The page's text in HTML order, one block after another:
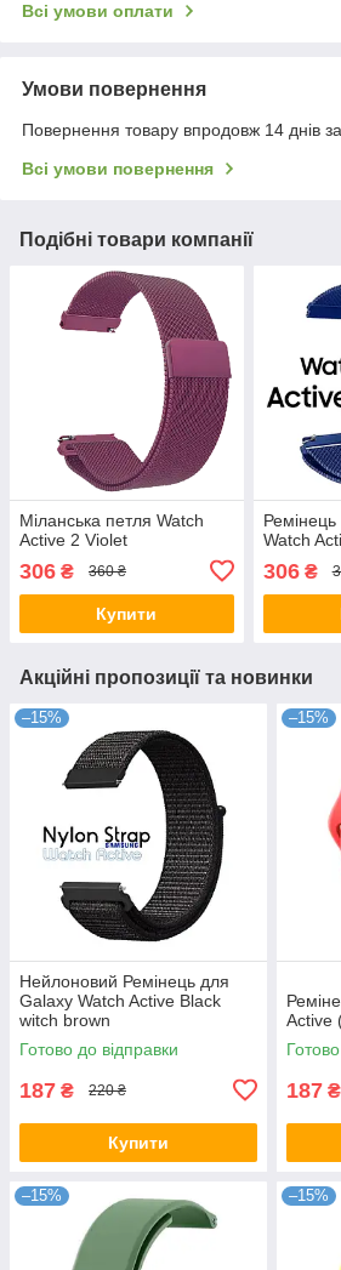
Всі умови оплати
Умови повернення
Повернення товару впродовж 14 днів
Всі умови повернення
Подібні товари компанії
Міланська петля Watch
Active 2 Violet
306 ₴ 360 ₴
Купити
Ремінець
Watch
306₴
Акційні пропозиції та новинки
–15%
Нейлоновий Ремінець для
Galaxy Watch Active Black
witch brown
Готово до відправки
187 ₴ 220 ₴
Купити
–15%
Active
187 ₴
–15% –15%